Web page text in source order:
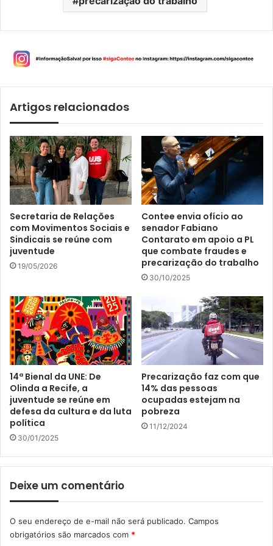
Artigos relacionados
Secretaria de Relações
com Movimentos Sociais e
Sindicais se reúne com
juventude
19/05/2026
Contee envia ofício ao
senador Fabiano
Contarato em apoio a PL
que combate fraudes e
precarização do trabalho
30/10/2025
14ª Bienal da UNE: De
Olinda a Recife, a
juventude se reúne em
defesa da cultura e da luta
política
30/01/2025
Precarização faz com que
14% das pessoas
ocupadas estejam na
pobreza
11/12/2024
Deixe um comentário
O seu endereço de e-mail não será publicado. Campos
obrigatórios são marcados com *